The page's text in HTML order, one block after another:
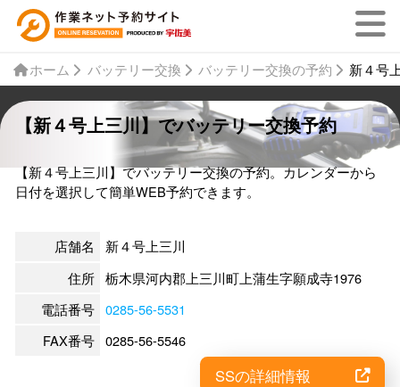
ホーム バッテリー交換 バッテリー交換の予約 新４号
【新４号上三川】でバッテリー交換予約
【新４号上三川】でバッテリー交換の予約。カレンダーから
日付を選択して簡単WEB予約できます。
店舗名
新４号上三川
住所 栃木県河内郡上三川町上蒲生字願成寺1976
電話番号 0285-56-5531
FAX番号 0285-56-5546
SSの詳細情報